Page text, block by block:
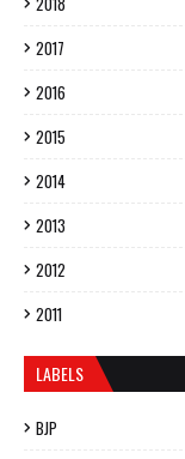
2017
2016
2015
2014
2013
2012
2011
LABELS
BJP